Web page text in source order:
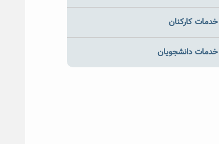
خدمات کارکنان
خدمات دانشجویان